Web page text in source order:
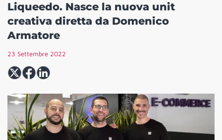
Liqueedo. Nasce la nuova unit
creativa diretta da Domenico
Armatore
23 Settembre 2022